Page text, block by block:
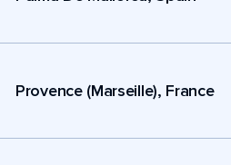
Provence (Marseille), France